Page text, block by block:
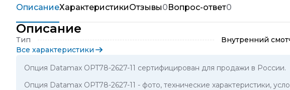
ОписаниеХарактеристикиОтзывы0Вопрос-ответ0
Описание
Тип Внутренний
Все характеристики
Опция Datamax OPT78-2627-11 сертифицирован для продажи в России.
Опция Datamax OPT78-2627-11 - фото, технические характеристики,